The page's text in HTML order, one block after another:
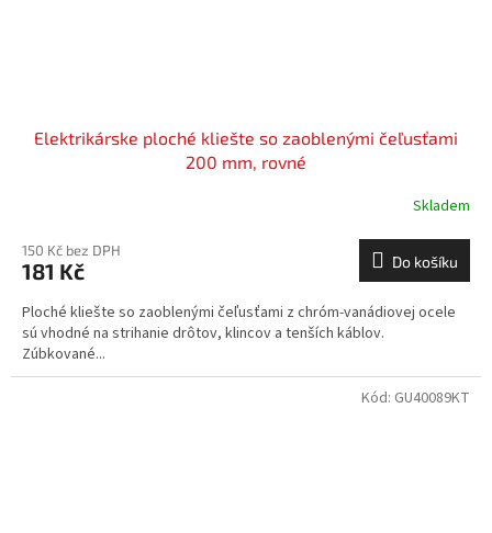
Elektrikárske ploché kliešte so zaoblenými čeľusťami
200 mm, rovné
Skladem
150 Kč bez DPH
181 Kč Do košíku
Ploché kliešte so zaoblenými čeľusťami z chróm-vanádiovej ocele
sú vhodné na strihanie drôtov, klincov a tenších káblov.
Zúbkované...
Kód: GU40089KT